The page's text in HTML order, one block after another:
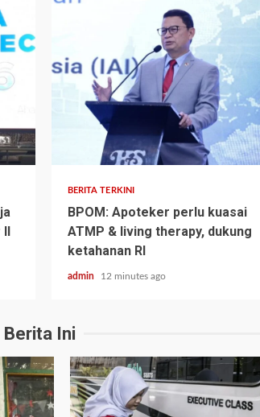
II
BERITA TERKINI
BPOM: Apoteker perlu kuasai
ATMP & living therapy, dukung
ketahanan RI
admin 12 minutes ago
Ini